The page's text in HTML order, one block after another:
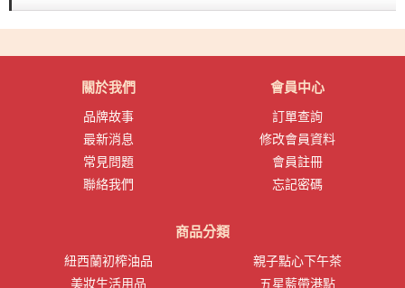
關於我們
品牌故事
最新消息
常見問題
聯絡我們
會員中心
訂單查詢
修改會員資料
會員註冊
忘記密碼
商品分類
紐西蘭初榨油品
親子點心下午茶
美妝生活用品
五星藍帶港點